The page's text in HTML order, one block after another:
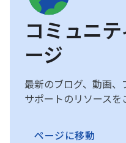
コミュニ
ージ
最新のブログ、動画、
サポートのリソースを
ページに移動